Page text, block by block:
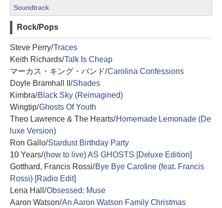
Soundtrack
Rock/Pops
Steve Perry/Traces
Keith Richards/Talk Is Cheap
マーカス・キング・バンド/Carolina Confessions
Doyle Bramhall II/Shades
Kimbra/Black Sky (Reimagined)
Wingtip/Ghosts Of Youth
Theo Lawrence & The Hearts/Homemade Lemonade (De
luxe Version)
Ron Gallo/Stardust Birthday Party
10 Years/(how to live) AS GHOSTS [Deluxe Edition]
Gotthard, Francis Rossi/Bye Bye Caroline (feat. Francis
Rossi) [Radio Edit]
Lena Hall/Obsessed: Muse
Aaron Watson/An Aaron Watson Family Christmas